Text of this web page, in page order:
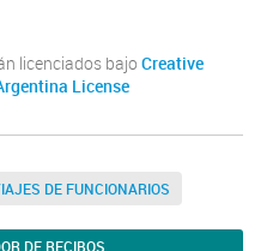
licenciados bajo Creative
License
DE FUNCIONARIOS
DE RECIBOS